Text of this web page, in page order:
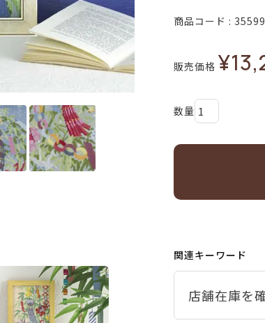
商品コード
販売価格 ¥
関連キーワード